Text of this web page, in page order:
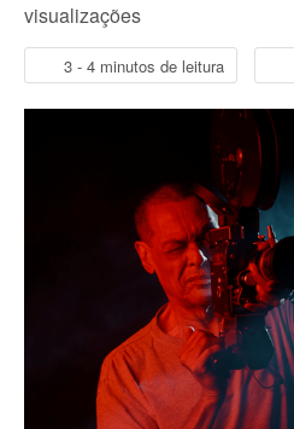
visualizações
3 - 4 minutos de leitura